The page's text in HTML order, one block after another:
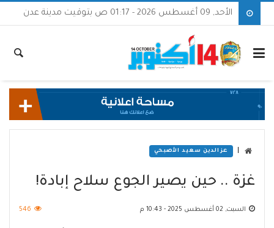
الأحد, 09 أغسطس 2026 - 01:17 ص بتوقيت مدينة عدن
عزالدين سعيد الأصبحي
غزة .. حين يصير الجوع سلاح إبادة!
السبت, 02 أغسطس 2025 - 10:43 م 546